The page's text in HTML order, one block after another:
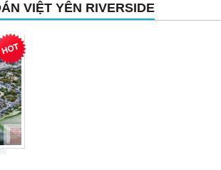
VIỆT YÊN RIVERSIDE